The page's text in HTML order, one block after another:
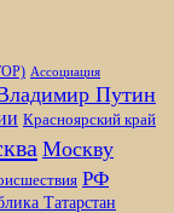
Ассоциация
Путин
Красноярский край
Москву
РФ
Татарстан